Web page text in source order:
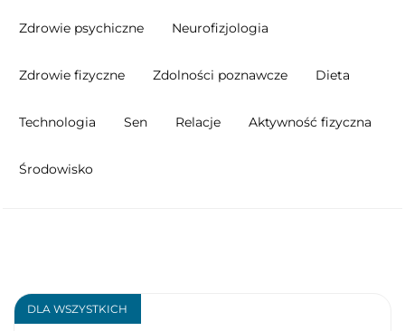
Zdrowie psychiczne Neurofizjologia
Zdrowie fizyczne Zdolności poznawcze Dieta
Technologia Sen Relacje Aktywność fizyczna
Środowisko
DLA WSZYSTKICH